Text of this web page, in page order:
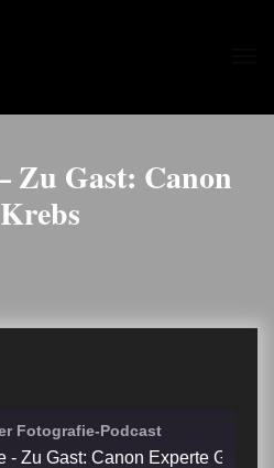
Zu Gast: Canon
Fotografie-Podcast